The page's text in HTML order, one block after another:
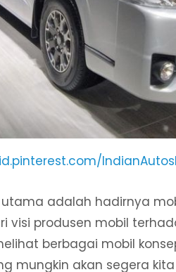
id.pinterest.com/
adalah hadirnya
visi produsen mobil
berbagai mobil
mungkin akan segera